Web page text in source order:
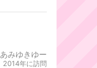
あみゆきゆー
2014年に訪問